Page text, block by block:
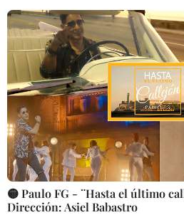
🟡 Paulo FG - ¨Hasta el último
Dirección: Asiel Babastro